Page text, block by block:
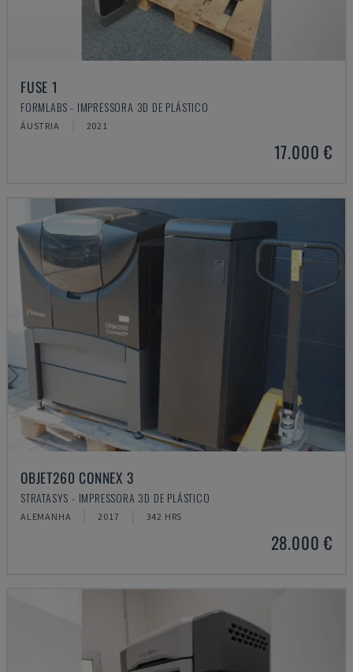
FUSE 1
FORMLABS - IMPRESSORA 3D DE PLÁSTICO
ÁUSTRIA 2021
17.000 €
OBJET260 CONNEX 3
STRATASYS - IMPRESSORA 3D DE PLÁSTICO
ALEMANHA 2017 342 HRS
28.000 €